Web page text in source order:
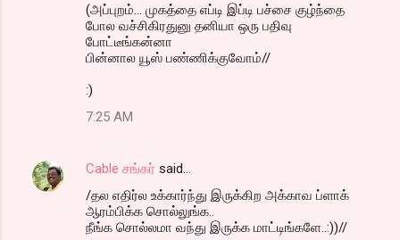
(அப்புறம்... முகத்தை எப்டி இப்டி பச்சை குழ்ந்தை
போல வச்சிகிரதுனு தனியா ஒரு பதிவு
போட்டீங்கன்னா
பின்னால யூஸ் பண்ணிக்குவோம்//
:)
7:25 AM
Cable சங்கர் said…
/தல எதிர்ல உக்கார்ந்து இருக்கிற அக்காவ ப்ளாக்
ஆரம்பிக்க சொல்லுங்க..
நீங்க சொல்லமா வந்து இருக்க மாட்டிங்களே..:))//